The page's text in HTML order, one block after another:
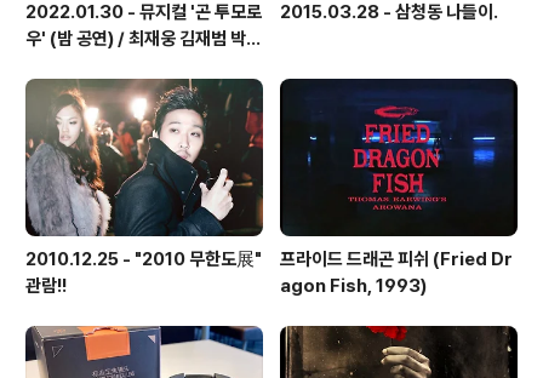
2022.01.30 - 뮤지컬 '곤 투모로
우' (밤 공연) / 최재웅 김재범 박영
2015.03.28 - 삼청동 나들이.
2010.12.25 - "2010 무한도展"
관람!!
프라이드 드래곤 피쉬 (Fried Dr
agon Fish, 1993)